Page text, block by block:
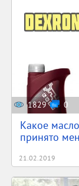
1829 0
Какое
принято
21.02.2019